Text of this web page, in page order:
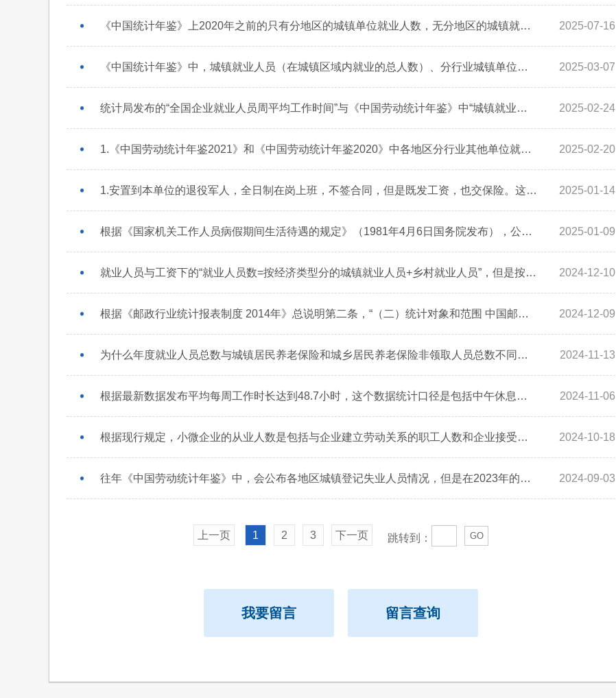
《中国统计年鉴》上2020年之前的只有分地区的城镇单位就业人数，无分地区的城镇就业人数，请问统计年鉴上分地区城镇单位就业人员数和分地区城镇就业人员数的统计维度是否为同一个？如果有2020年之前的能否提供？ 2025-07-16
《中国统计年鉴》中，城镇就业人员（在城镇区域内就业的总人数）、分行业城镇单位就业人员（在城镇非私营单位就业的人数）、分行业城镇私营企业和个体就业人员，这三个指标统计口径有什么区别？是依据常住地还是法人单位所在地进行统计？居住多长时间以上算是常住地？如果一个工人受雇于城镇地域内某一法人单位，但在农村地域内作业，例如采矿业，并常住于农村地区，他属于城镇单位就业人员吗？ 2025-03-07
统计局发布的“全国企业就业人员周平均工作时间”与《中国劳动统计年鉴》中“城镇就业人员调查周平均工作时间”，这两个指标的统计口径有什么区别？ 2025-02-24
1.《中国劳动统计年鉴2021》和《中国劳动统计年鉴2020》中各地区分行业其他单位就业人员和工资总额表中的登记注册类型为“内资”数据的统计口径是什么?该表中是否含有国有企业或集体单位的数据?2.为什么有限责任公司中的国有独资公司不纳入国有企业?国有股份有限公司纳入国有企业统计还是股份有限公司统计?是否会重复统计?3.私营企业就业人员数据从2019年后就没有了，是否能通过该表计算出私营企业数据？ 2025-02-20
1.安置到本单位的退役军人，全日制在岗上班，不签合同，但是既发工资，也交保险。这一部分人员是否属于本单位的从业人员？如果是那么属于在岗职工还是其他从业人员？ 2.乡镇政府自行聘用的非在编人员，不签合同，只发工资，不缴纳保险，全日制在岗上班。此种情况是否属于该乡镇政府的从业人员？如果是，那么属于在岗职工还是其他从业人员？ 2025-01-14
根据《国家机关工作人员病假期间生活待遇的规定》（1981年4月6日国务院发布），公职人员（公务员、参公、事业编）人员长期病休，离开工作岗位，原工作单位仍需按工作年限、病假时长等标准按比例发放病假工资，在机关事业单位劳动工资统计时，这部分人员应按什么标准判断是否统计为从业人员？ 2025-01-09
就业人员与工资下的“就业人员数=按经济类型分的城镇就业人员+乡村就业人员”，但是按行业分的“城镇单位、国有单位、城镇集体单位、其他单位、私营企业和个体、城镇私营企业和个体”6种类型与就业人员总数之间的关系是什么？即，每个行业的就业人员总数该采用哪类或哪几类数据？ 2024-12-10
根据《邮政行业统计报表制度 2014年》总说明第二条，“（二）统计对象和范围 中国邮政集团公司、中国邮政速递物流股份有限公司和快递企业。”（链接：http://tj.spb.gov.cn/tjsyzglj/c100062/c100149/201312/01f4b8a4425b4a93b7182c4e20b98dce/files/W020131204332737021528.pdf），国家统计局公布的各省邮政业就业人员数是否和该制度统计范围一致，即统计对象和范围是否为“中国邮政集团公司、中国邮政速递物流股份有限公司和快递企业”？ 2024-12-09
为什么年度就业人员总数与城镇居民养老保险和城乡居民养老保险非领取人员总数不同？为什么非领取和领取待遇的两种养老保险参保人数总量大于就业人员总数？就业人员是否包括农民？如何查询就业群体指标中的退休再就业人数数据？ 2024-11-13
根据最新数据发布平均每周工作时长达到48.7小时，这个数据统计口径是包括中午休息时间吗？ 2024-11-06
根据现行规定，小微企业的从业人数是包括与企业建立劳动关系的职工人数和企业接受劳务派遣工人数合并计算，以全面反映企业的实际用工规模。鉴于劳务派遣用工已作为实际用工单位从业人数的一部分进行统计，为确保统计数据的准确性和不重复性，根据《中华人民共和国统计法》关于统计调查项目分工明确、相互衔接、避免重复的原则，劳务派遣公司在统计自身从业人数时，原则上是否不应将已派遣至其他单位的员工纳入其统计范畴？ 2024-10-18
往年《中国劳动统计年鉴》中，会公布各地区城镇登记失业人员情况，但是在2023年的《中国劳动统计年鉴》并未公布该数据。 2024-09-03
上一页 1 2 3 下一页 跳转到： GO
我要留言 留言查询